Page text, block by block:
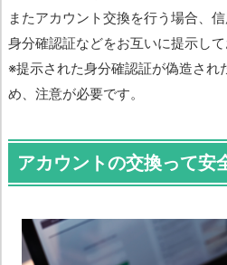
またアカウント交換を行う場合、
身分確認証などをお互いに提示して
※提示された身分確認証が偽造され
め、注意が必要です。
アカウントの交換って安